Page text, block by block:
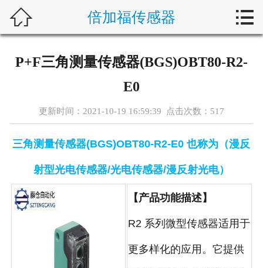
藤仓产品
合作产品
服务案例
关于我们
联系我们
 倍加福传感器 
P+F三角测量传感器(BGS)OBT80-R2-
E0
更新时间：2021-10-19 16:59:39 点击次数： 517
三角测量传感器(BGS)OBT80-R2-E0 也称为（漫反
射型光电传感器/光电传感器/漫反射光电）
【产品功能描述】
R2 系列微型传感器适用于
更多样化的应用。它提供